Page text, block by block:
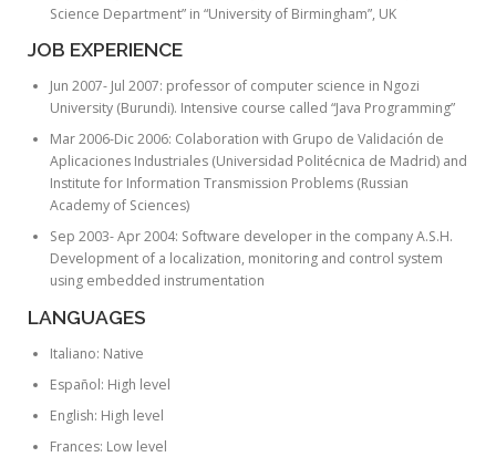
Science Department” in “University of Birmingham”, UK
JOB EXPERIENCE
Jun 2007- Jul 2007: professor of computer science in Ngozi
University (Burundi). Intensive course called “Java Programming”
Mar 2006-Dic 2006: Colaboration with Grupo de Validación de
Aplicaciones Industriales (Universidad Politécnica de Madrid) and
Institute for Information Transmission Problems (Russian
Academy of Sciences)
Sep 2003- Apr 2004: Software developer in the company A.S.H.
Development of a localization, monitoring and control system
using embedded instrumentation
LANGUAGES
Italiano: Native
Español: High level
English: High level
Frances: Low level